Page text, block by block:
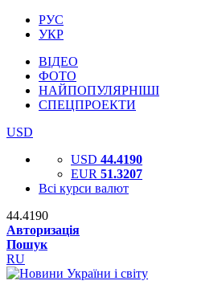
РУС
УКР
ВІДЕО
ФОТО
НАЙПОПУЛЯРНІШІ
СПЕЦПРОЕКТИ
USD
USD 44.4190
EUR 51.3207
Всі курси валют
44.4190
Авторизація
Пошук
RU